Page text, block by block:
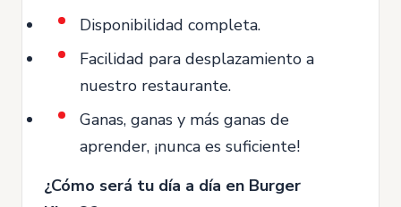
Disponibilidad completa.
Facilidad para desplazamiento a
nuestro restaurante.
Ganas, ganas y más ganas de
aprender, ¡nunca es suficiente!
¿Cómo será tu día a día en Burger